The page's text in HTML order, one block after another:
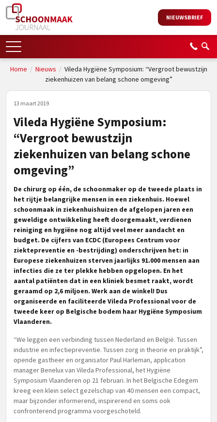
NIEUWSBRIEF
Home / Nieuws / Vileda Hygiëne Symposium: “Vergroot bewustzijn
ziekenhuizen van belang schone omgeving”
13 maart 2019
Vileda Hygiëne Symposium:
“Vergroot bewustzijn
ziekenhuizen van belang schone
omgeving”
De chirurg op één, de schoonmaker op de tweede plaats in
het rijtje belangrijke mensen in een ziekenhuis. Hoewel
schoonmaak in ziekenhuishuizen de afgelopen jaren een
geweldige ontwikkeling heeft doorgemaakt, verdienen
reiniging en hygiëne nog altijd veel meer aandacht en
budget. De cijfers van ECDC (Europees Centrum voor
ziektepreventie en -bestrijding) onderschrijven het: in
Europese ziekenhuizen sterven jaarlijks 91.000 mensen aan
infecties die ze ter plekke hebben opgelopen. En het
aantal patiënten dat in een kliniek besmet raakt, wordt
geraamd op 2,6 miljoen. Werk aan de winkel! Dus
organiseerde en faciliteerde Vileda Professional voor de
tweede keer op Belgische bodem haar Hygiëne Symposium
Vlaanderen.
“We leggen een verbinding tussen Nederland en België. Tussen
industrie en infectiepreventie. Tussen zorg in theorie en praktijk”,
opende gastheer en organisator Paul Harleman, application
manager Benelux van Vileda Professional, het Hygiëne
Symposium Vlaanderen op 21 februari. In het Belgische Edegem
kreeg een klein select gezelschap van 40 mensen een compact,
maar bijzonder informerend, inspirerend en soms ook
confronterend programma voorgeschoteld.